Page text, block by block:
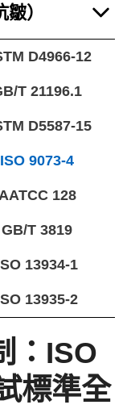
）
D4966-12
T 21196.1
D5587-15
ISO 9073-4
128
GB/T 3819
13934-1
13935-2
：ISO
標準全